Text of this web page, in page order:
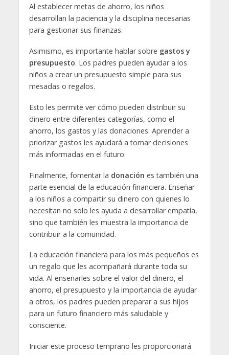
Al establecer metas de ahorro, los niños
desarrollan la paciencia y la disciplina necesarias
para gestionar sus finanzas.
Asimismo, es importante hablar sobre gastos y
presupuesto. Los padres pueden ayudar a los
niños a crear un presupuesto simple para sus
mesadas o regalos.
Esto les permite ver cómo pueden distribuir su
dinero entre diferentes categorías, como el
ahorro, los gastos y las donaciones. Aprender a
priorizar gastos les ayudará a tomar decisiones
más informadas en el futuro.
Finalmente, fomentar la donación es también una
parte esencial de la educación financiera. Enseñar
a los niños a compartir su dinero con quienes lo
necesitan no solo les ayuda a desarrollar empatía,
sino que también les muestra la importancia de
contribuir a la comunidad.
La educación financiera para los más pequeños es
un regalo que les acompañará durante toda su
vida. Al enseñarles sobre el valor del dinero, el
ahorro, el presupuesto y la importancia de ayudar
a otros, los padres pueden preparar a sus hijos
para un futuro financiero más saludable y
consciente.
Iniciar este proceso temprano les proporcionará